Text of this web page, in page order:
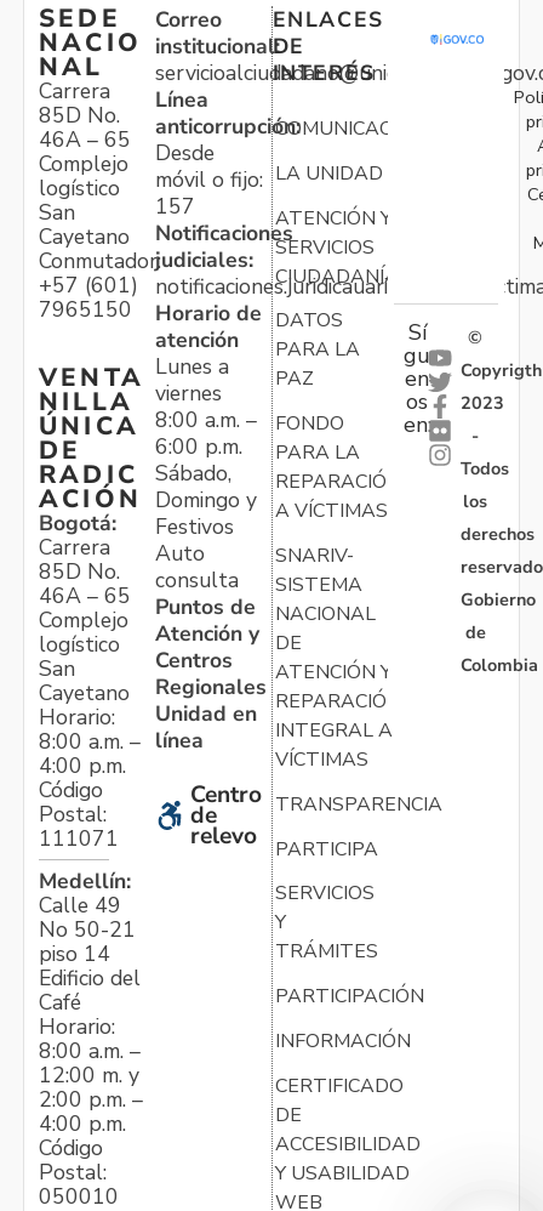
SEDE
NACIO
NAL
Carrera
85D No.
46A – 65
Complejo
logístico
San
Cayetano
Conmutador:
+57 (601)
7965150
VENTA
NILLA
ÚNICA
DE
RADIC
ACIÓN
Bogotá:
Carrera
85D No.
46A – 65
Complejo
logístico
San
Cayetano
Horario:
8:00 a.m. –
4:00 p.m.
Código
Postal:
111071
Medellín:
Calle 49
No 50-21
piso 14
Edificio del
Café
Horario:
8:00 a.m. –
12:00 m. y
2:00 p.m. –
4:00 p.m.
Código
Postal:
050010
Correo
institucional:
Línea
anticorrupción:
Desde
móvil o fijo:
157
Notificaciones
judiciales:
Horario de
atención
Lunes a
viernes
8:00 a.m. –
6:00 p.m.
Sábado,
Domingo y
Festivos
Auto
consulta
Puntos de
Atención y
Centros
Regionales
Unidad en
línea
Centro
de
relevo
ENLACES
DE
INTERÉS
COMUNICACIONES
LA UNIDAD
ATENCIÓN Y
SERVICIOS
CIUDADANÍA
DATOS
PARA LA
PAZ
FONDO
PARA LA
REPARACIÓN
A VÍCTIMAS
SNARIV-
SISTEMA
NACIONAL
DE
ATENCIÓN Y
REPARACIÓN
INTEGRAL A
VÍCTIMAS
TRANSPARENCIA
PARTICIPA
SERVICIOS
Y
TRÁMITES
PARTICIPACIÓN
INFORMACIÓN
CERTIFICADO
DE
ACCESIBILIDAD
Y USABILIDAD
WEB
Sí
gu
en
os
en:
©
Copyrigth
2023
-
Todos
los
derechos
Gobierno
de
Colombia